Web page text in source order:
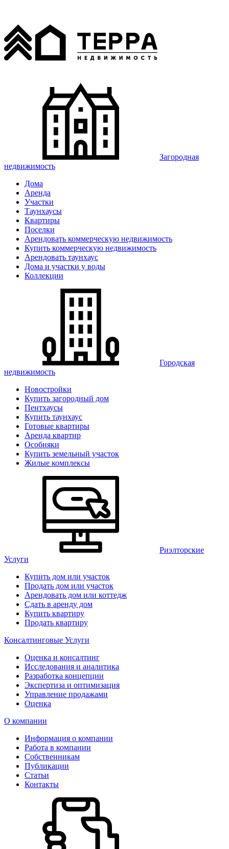
Загородная
недвижимость
Дома
Аренда
Участки
Таунхаусы
Квартиры
Поселки
Арендовать коммерческую недвижимость
Купить коммерческую недвижимость
Арендовать таунхаус
Дома и участки у воды
Коллекции
Городская
недвижимость
Новостройки
Купить загородный дом
Пентхаусы
Купить таунхаус
Готовые квартиры
Аренда квартир
Особняки
Купить земельный участок
Жилые комплексы
Риэлторские
Услуги
Купить дом или участок
Продать дом или участок
Арендовать дом или коттедж
Сдать в аренду дом
Купить квартиру
Продать квартиру
Консалтинговые Услуги
Оценка и консалтинг
Исследования и аналитика
Разработка концепции
Экспертиза и оптимизация
Управление продажами
Оценка
О компании
Информация о компании
Работа в компании
Собственникам
Публикации
Статьи
Контакты